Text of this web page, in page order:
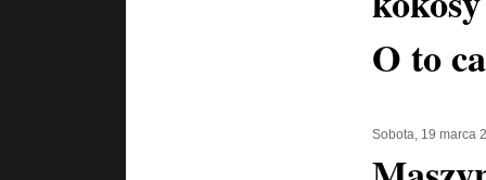
O to
Sobota, 19 marca